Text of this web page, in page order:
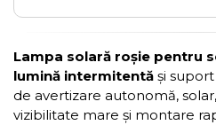
Lampa solară roșie pentru
lumină intermitentă și
de avertizare autonomă,
vizibilitate mare și montare